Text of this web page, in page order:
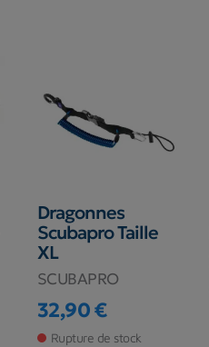
Dragonnes
Scubapro Taille
XL
SCUBAPRO
Prix
32,90 €
Rupture de stock